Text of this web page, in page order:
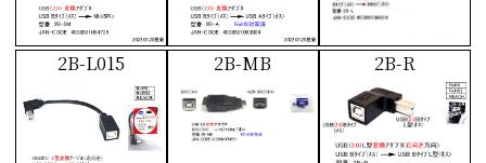
2B-L015 2B-MB 2B-R